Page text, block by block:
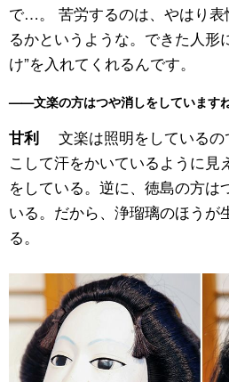
で…。 苦労するのは、やはり
るかというような。できた人形
け”を入れてくれるんです。
——文楽の方はつや消しをしていますね
甘利
文楽は照明をしている
こして汗をかいているように見
をしている。逆に、徳島の方は
いる。だから、浄瑠璃のほうが
る。